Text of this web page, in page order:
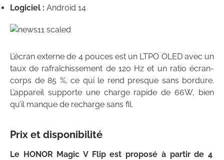
Logiciel : Android 14
L’écran externe de 4 pouces est un LTPO OLED avec un
taux de rafraîchissement de 120 Hz et un ratio écran-
corps de 85 %, ce qui le rend presque sans bordure.
L’appareil supporte une charge rapide de 66W, bien
qu’il manque de recharge sans fil.
Prix et disponibilité
Le HONOR Magic V Flip est proposé à partir de 4